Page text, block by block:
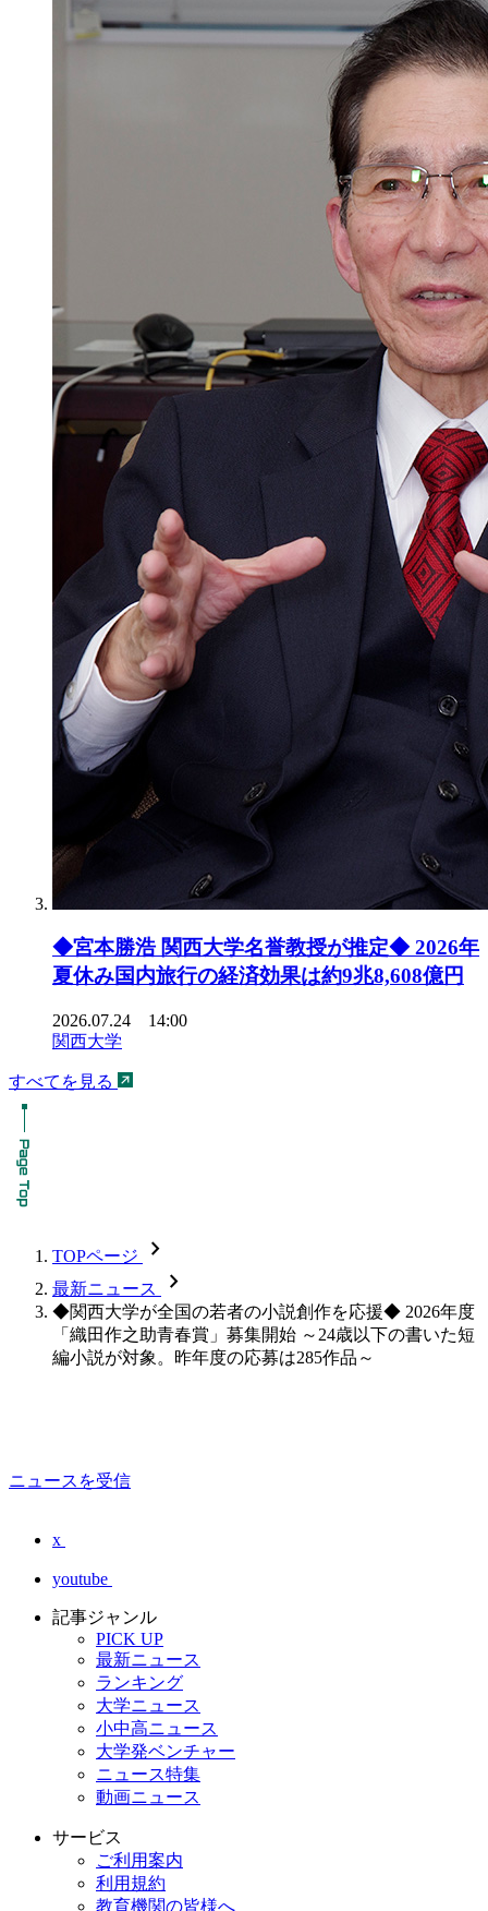
◆宮本勝浩 関西大学名誉教授が推定◆ 2026年
夏休み国内旅行の経済効果は約9兆8,608億円
2026.07.24 14:00
関西大学
すべてを見る
TOPページ chevron_forward
最新ニュース chevron_forward
◆関西大学が全国の若者の小説創作を応援◆ 2026年度
「織田作之助青春賞」募集開始 ～24歳以下の書いた短
編小説が対象。昨年度の応募は285作品～
ニュースを受信
x
youtube
記事ジャンル
PICK UP
最新ニュース
ランキング
大学ニュース
小中高ニュース
大学発ベンチャー
ニュース特集
動画ニュース
サービス
ご利用案内
利用規約
教育機関の皆様へ